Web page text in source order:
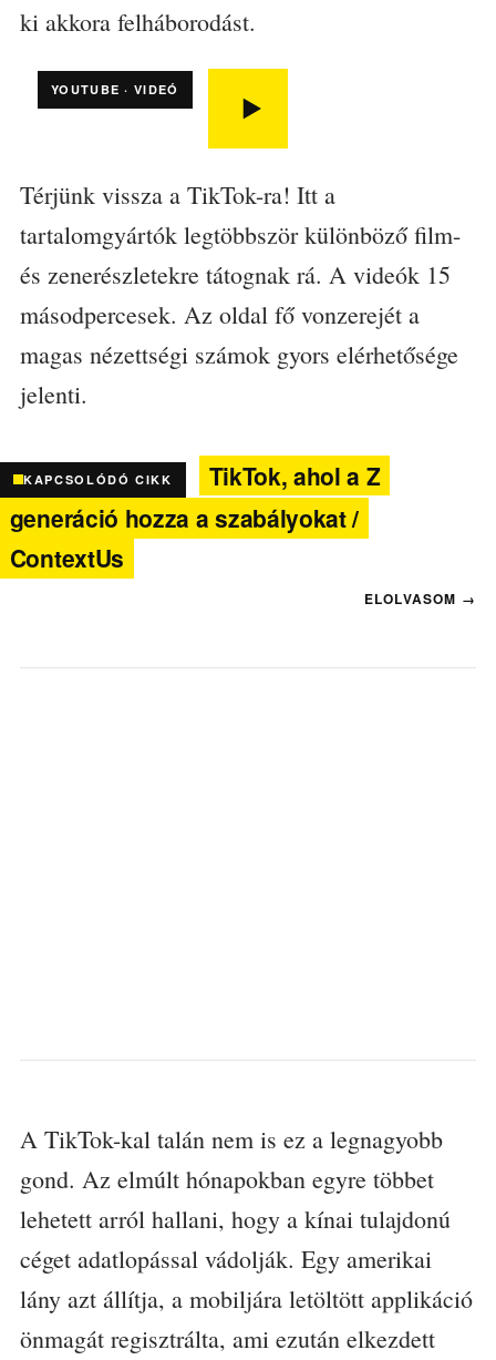
ki akkora felháborodást.
YOUTUBE · VIDEÓ
Térjünk vissza a TikTok-ra! Itt a
tartalomgyártók legtöbbször különböző film-
és zenerészletekre tátognak rá. A videók 15
másodpercesek. Az oldal fő vonzerejét a
magas nézettségi számok gyors elérhetősége
jelenti.
KAPCSOLÓDÓ CIKK
TikTok, ahol a Z
generáció hozza a szabályokat /
ContextUs
A TikTok-kal talán nem is ez a legnagyobb
gond. Az elmúlt hónapokban egyre többet
lehetett arról hallani, hogy a kínai tulajdonú
céget adatlopással vádolják. Egy amerikai
lány azt állítja, a mobiljára letöltött applikáció
önmagát regisztrálta, ami ezután elkezdett